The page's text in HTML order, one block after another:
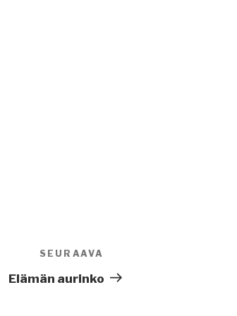
artikkeli
SEURAAVA
Elämän aurinko